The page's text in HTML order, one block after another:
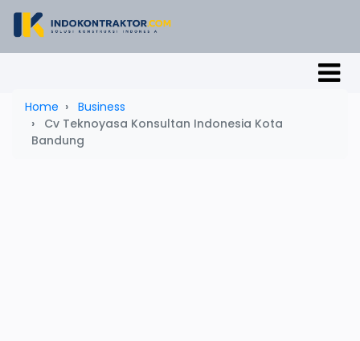
Home
Business
Cv Teknoyasa Konsultan Indonesia Kota
Bandung